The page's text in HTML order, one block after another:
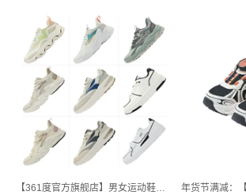
【361度官方旗舰店】男女运动鞋跑鞋休闲鞋百搭板鞋